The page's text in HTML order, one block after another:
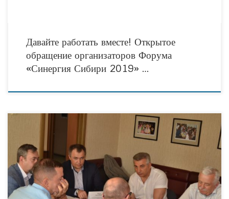
Давайте работать вместе! Открытое
обращение организаторов Форума
«Синергия Сибири 2019» …
В минувшую пятницу, 26 июля 2019 года, в тюменском общественном центре
«Дом НКО» состоялось первое заседание организационного комитета V
Форума Общественной палаты Тюменской области —